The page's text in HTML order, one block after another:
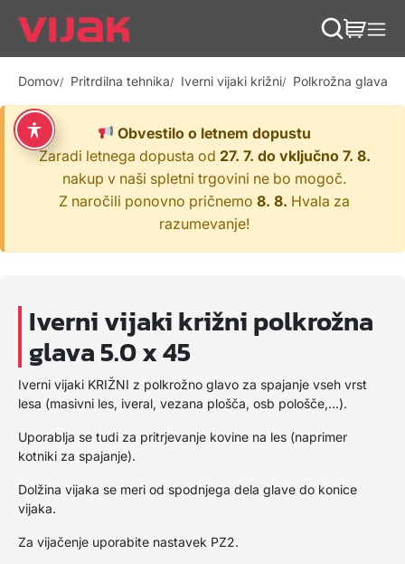
Domov Pritrdilna tehnika Iverni vijaki križni Polkrožna glava
Obvestilo o letnem dopustu
Zaradi letnega dopusta od 27. 7. do vključno 7. 8.
nakup v naši spletni trgovini ne bo mogoč.
Z naročili ponovno pričnemo 8. 8. Hvala za
razumevanje!
Iverni vijaki križni polkrožna
glava 5.0 x 45
Iverni vijaki KRIŽNI z polkrožno glavo za spajanje vseh vrst
lesa (masivni les, iveral, vezana plošča, osb pološče,...).
Uporablja se tudi za pritrjevanje kovine na les (naprimer
kotniki za spajanje).
Dolžina vijaka se meri od spodnjega dela glave do konice
vijaka.
Za vijačenje uporabite nastavek PZ2.